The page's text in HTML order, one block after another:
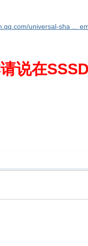
universal-sha ...
说在